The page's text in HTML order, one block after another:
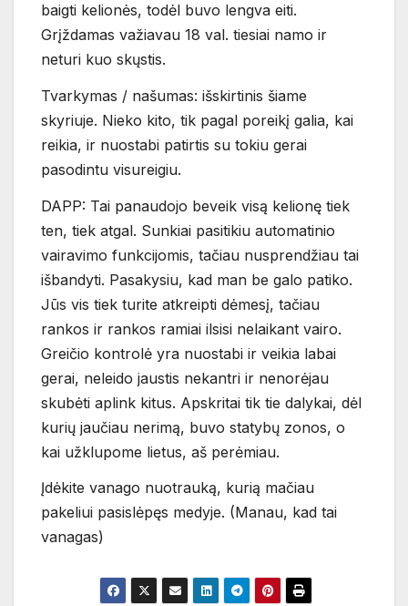
baigti kelionės, todėl buvo lengva eiti.
Grįždamas važiavau 18 val. tiesiai namo ir
neturi kuo skųstis.
Tvarkymas / našumas: išskirtinis šiame
skyriuje. Nieko kito, tik pagal poreikį galia, kai
reikia, ir nuostabi patirtis su tokiu gerai
pasodintu visureigiu.
DAPP: Tai panaudojo beveik visą kelionę tiek
ten, tiek atgal. Sunkiai pasitikiu automatinio
vairavimo funkcijomis, tačiau nusprendžiau tai
išbandyti. Pasakysiu, kad man be galo patiko.
Jūs vis tiek turite atkreipti dėmesį, tačiau
rankos ir rankos ramiai ilsisi nelaikant vairo.
Greičio kontrolė yra nuostabi ir veikia labai
gerai, neleido jaustis nekantri ir nenorėjau
skubėti aplink kitus. Apskritai tik tie dalykai, dėl
kurių jaučiau nerimą, buvo statybų zonos, o
kai užklupome lietus, aš perėmiau.
Įdėkite vanago nuotrauką, kurią mačiau
pakeliui pasislėpęs medyje. (Manau, kad tai
vanagas)